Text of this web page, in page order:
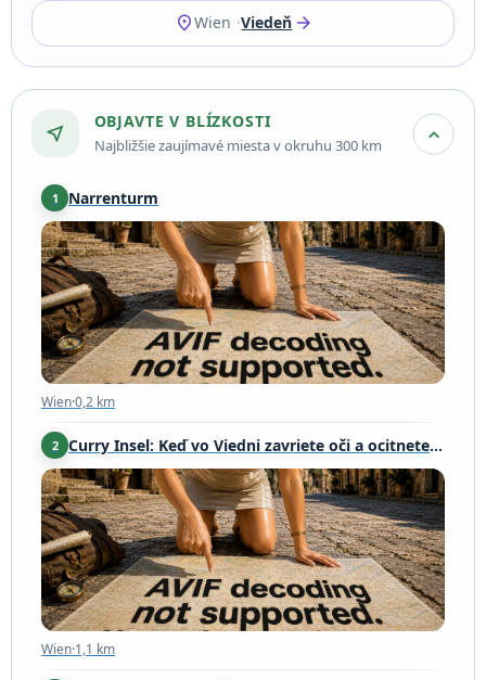
location_onWien Viedeň arrow_forward
near_me
OBJAVTE V BLÍZKOSTI
Najbližšie zaujímavé miesta v okruhu 300 km expand_more
1 Narrenturm
Wien·0,2 km
Wien·0,2 km
2 Curry Insel: Keď vo Viedni zavriete oči a ocitnete sa na Srí Lanke
Wien·1,1 km
Wien·1,1 km